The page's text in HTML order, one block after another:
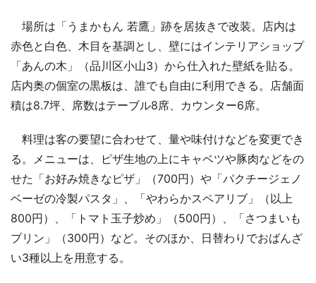
場所は「うまかもん 若鷹」跡を居抜きで改装。店内は
赤色と白色、木目を基調とし、壁にはインテリアショップ
「あんの木」（品川区小山3）から仕入れた壁紙を貼る。
店内奥の個室の黒板は、誰でも自由に利用できる。店舗面
積は8.7坪、席数はテーブル8席、カウンター6席。
料理は客の要望に合わせて、量や味付けなどを変更でき
る。メニューは、ピザ生地の上にキャベツや豚肉などをの
せた「お好み焼きなピザ」（700円）や「パクチージェノ
ベーゼの冷製パスタ」、「やわらかスペアリブ」（以上
800円）、「トマト玉子炒め」（500円）、「さつまいも
プリン」（300円）など。そのほか、日替わりでおばんざ
い3種以上を用意する。